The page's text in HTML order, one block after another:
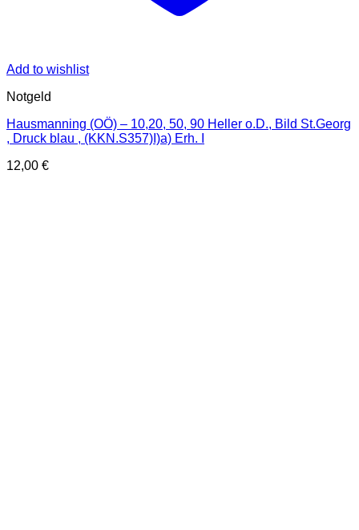
Add to wishlist
Notgeld
Hausmanning (OÖ) – 10,20, 50, 90 Heller o.D., Bild St.Georg
, Druck blau , (KKN.S357)I)a) Erh. I
12,00 €